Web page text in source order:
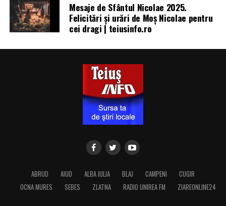
Mesaje de Sfântul Nicolae 2025.
Felicitări și urări de Moș Nicolae pentru
cei dragi | teiusinfo.ro
ABRUD AIUD ALBA IULIA BLAJ CAMPENI
CUGIR
OCNA MURES
SEBES ZLATNA RADIO UNIREA FM ZIAREONLINE24